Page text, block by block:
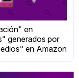
en
generados por
en Amazon